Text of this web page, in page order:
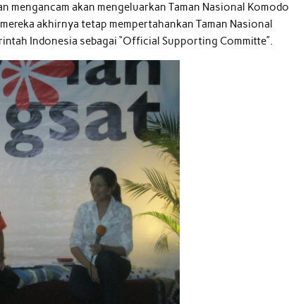
mengancam akan mengeluarkan Taman Nasional Komodo
akhirnya tetap mempertahankan Taman Nasional
Indonesia sebagai “Official Supporting Committe”.